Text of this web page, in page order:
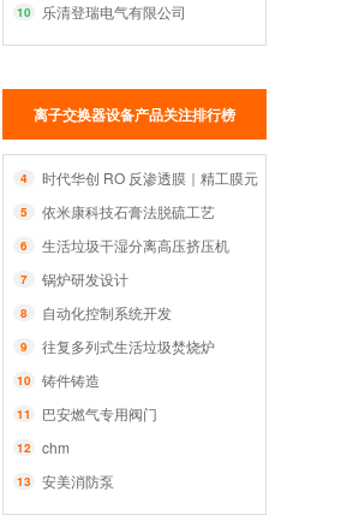
10 乐清登瑞电气有限公司
离子交换器设备产品关注排行榜
4 时代华创 RO 反渗透膜｜精工膜元件，智净每一
5 依米康科技石膏法脱硫工艺
6 生活垃圾干湿分离高压挤压机
7 锅炉研发设计
8 自动化控制系统开发
9 往复多列式生活垃圾焚烧炉
10 铸件铸造
11 巴安燃气专用阀门
12 chm
13 安美消防泵